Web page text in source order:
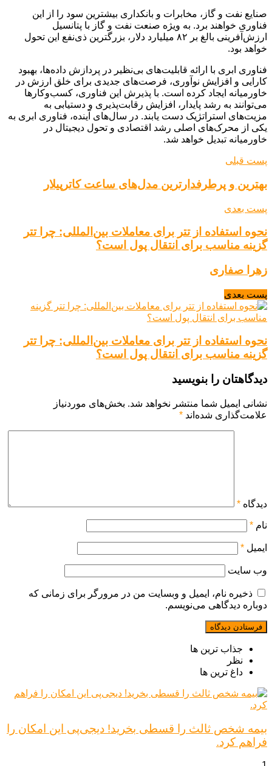
صنایع نفت و گاز، مخابرات و بانکداری بیشترین سود را از این
فناوری خواهند برد. به ویژه صنعت نفت و گاز با پتانسیل
ارزش‌آفرینی بالغ بر ۸۲ میلیارد دلار، بزرگترین ذی‌نفع این تحول
خواهد بود.
فناوری ابری با ارائه قابلیت‌های بی‌نظیر در پردازش داده‌ها، بهبود
کارایی و افزایش نوآوری، فرصت‌های جدیدی برای خلق ارزش در
خاورمیانه ایجاد کرده است. با پذیرش این فناوری، کسب‌وکارها
می‌توانند به رشد پایدار، افزایش رقابت‌پذیری و دستیابی به
مزیت‌های استراتژیک دست یابند. در سال‌های آینده، فناوری ابری به
یکی از محرک‌های اصلی رشد اقتصادی و تحول دیجیتال در
خاورمیانه تبدیل خواهد شد.
پست قبلی
بهترین و پرطرفدارترین مدل‌های ساعت کاترپیلار
پست بعدی
نحوه استفاده از تتر برای معاملات بین‌المللی: چرا تتر
گزینه مناسب برای انتقال پول است؟
زهرا صفاری
پست بعدی
نحوه استفاده از تتر برای معاملات بین‌المللی: چرا تتر
گزینه مناسب برای انتقال پول است؟
دیدگاهتان را بنویسید
نشانی ایمیل شما منتشر نخواهد شد. بخش‌های موردنیاز
علامت‌گذاری شده‌اند *
دیدگاه *
نام *
ایمیل *
وب‌ سایت
ذخیره نام، ایمیل و وبسایت من در مرورگر برای زمانی که
دوباره دیدگاهی می‌نویسم.
جذاب ترین ها
نظر
داغ ترین ها
بیمه شخص ثالث را قسطی بخرید! دیجی‌پی این امکان را
فراهم کرد.